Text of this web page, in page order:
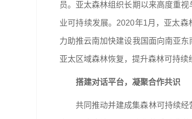
员。亚太森林组织长期以来高度重
业可持续发展。2020年1月，亚太
力助推云南加快建设我国面向南亚
亚太区域森林恢复，提升森林可持续
搭建对话平台，凝聚合作共识
共同推动并建成集森林可持续